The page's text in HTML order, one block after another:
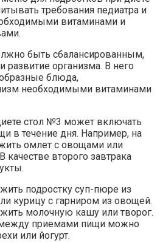
требования педиатра и
витаминами и
быть сбалансированным,
развитие организма. В него
блюда,
необходимыми витаминами
стол №3 может включать
в течение дня. Например, на
омлет с овощами или
второго завтрака
подростку суп-пюре из
курицу с гарниром из овощей.
молочную кашу или творог.
между приемами пищи можно
или йогурт.